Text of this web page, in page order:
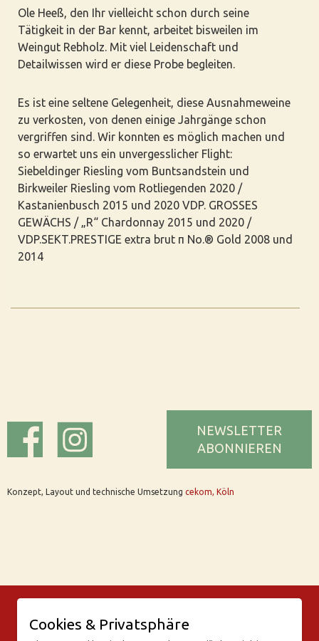
Ole Heeß, den Ihr vielleicht schon durch seine
Tätigkeit in der Bar kennt, arbeitet bisweilen im
Weingut Rebholz. Mit viel Leidenschaft und
Detailwissen wird er diese Probe begleiten.
Es ist eine seltene Gelegenheit, diese Ausnahmeweine
zu verkosten, von denen einige Jahrgänge schon
vergriffen sind. Wir konnten es möglich machen und
so erwartet uns ein unvergesslicher Flight:
Siebeldinger Riesling vom Buntsandstein und
Birkweiler Riesling vom Rotliegenden 2020 /
Kastanienbusch 2015 und 2020 VDP. GROSSES
GEWÄCHS / „R“ Chardonnay 2015 und 2020 /
VDP.SEKT.PRESTIGE extra brut π No.® Gold 2008 und
2014
Konzept, Layout und technische Umsetzung cekom, Köln
NEWSLETTER
ABONNIEREN
Friesenwall 58
Cookies & Privatsphäre